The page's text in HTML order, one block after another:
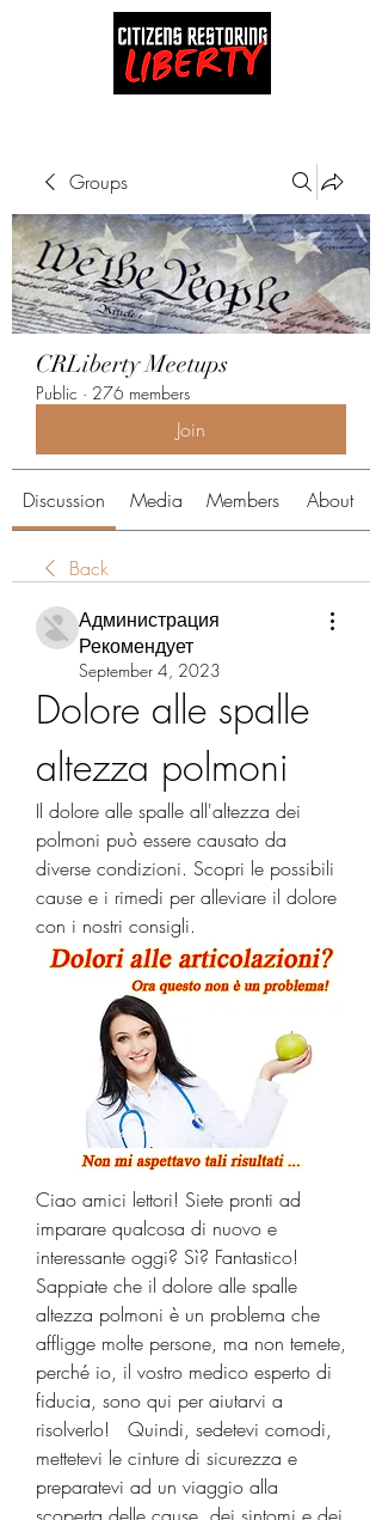
Groups
CRLiberty Meetups
Public · 276 members
Join
Discussion Media Members About
Back
Администрация
Рекомендует
September 4, 2023
Dolore alle spalle
altezza polmoni
Il dolore alle spalle all'altezza dei
polmoni può essere causato da
diverse condizioni. Scopri le possibili
cause e i rimedi per alleviare il dolore
con i nostri consigli.
Ciao amici lettori! Siete pronti ad
imparare qualcosa di nuovo e
interessante oggi? Sì? Fantastico!
Sappiate che il dolore alle spalle
altezza polmoni è un problema che
affligge molte persone, ma non temete,
perché io, il vostro medico esperto di
fiducia, sono qui per aiutarvi a
risolverlo!   Quindi, sedetevi comodi,
mettetevi le cinture di sicurezza e
preparatevi ad un viaggio alla